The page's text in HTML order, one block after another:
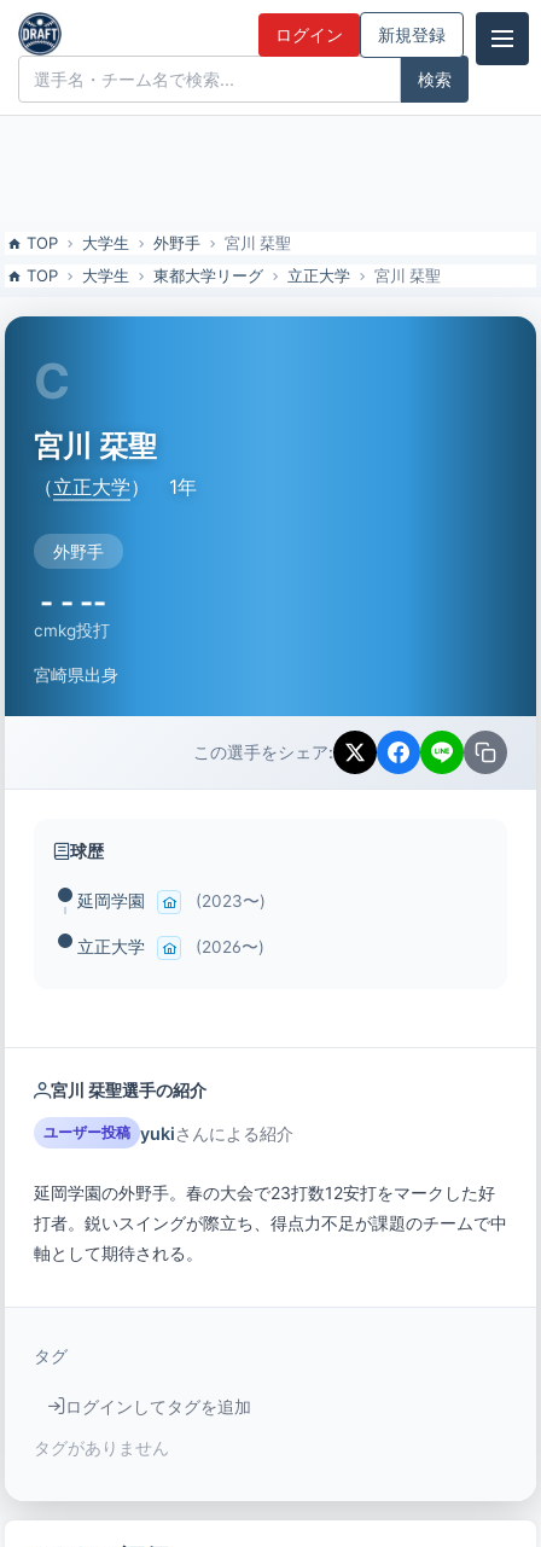
宮川 栞聖（立正大）の特徴とドラフト評価 | ドラフト候補とみんなの
評価
ドラフト候補とみんなの評価 ログイン 新規登録
TOP 大学生 外野手
宮川 栞聖
TOP
大学生 東都大学リーグ 立正大学 宮川 栞聖
C
宮川 栞聖
（立正大学） 1年
外野手
-
cm
-
kg
--
投打
宮崎県出身
この選手をシェア:
球歴
延岡学園 (2023〜)
立正大学 (2026〜)
宮川 栞聖選手の紹介
ユーザー投稿 yukiさんによる紹介
延岡学園の外野手。春の大会で23打数12安打をマークした好
打者。鋭いスイングが際立ち、得点力不足が課題のチームで中
軸として期待される。
タグ
ログインしてタグを追加
タグがありません